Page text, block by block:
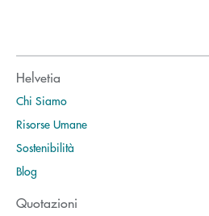
Helvetia
Chi Siamo
Risorse Umane
Sostenibilità
Blog
Quotazioni